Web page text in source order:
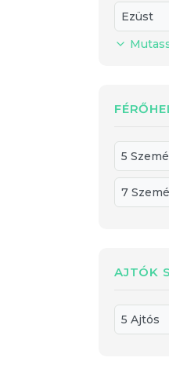
Ezüst
5
7
AJTÓK
5 Ajtós